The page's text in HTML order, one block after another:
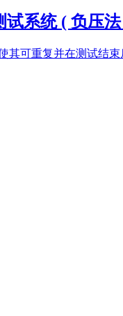
系统 ( 负压
其可重复并在测试结